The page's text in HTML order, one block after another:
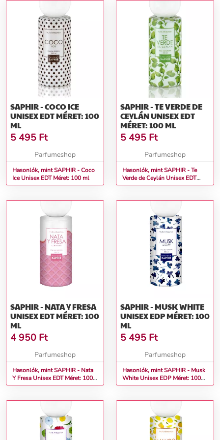
SAPHIR - COCO ICE
UNISEX EDT MÉRET: 100
ML
5 495 Ft
Parfumeshop
Hasonlók, mint SAPHIR - Coco
Ice Unisex EDT Méret: 100 ml
SAPHIR - TE VERDE DE
CEYLÁN UNISEX EDT
MÉRET: 100 ML
5 495 Ft
Parfumeshop
Hasonlók, mint SAPHIR - Te
Verde de Ceylán Unisex EDT
Méret: 100 ml
SAPHIR - NATA Y FRESA
UNISEX EDT MÉRET: 100
ML
4 950 Ft
Parfumeshop
Hasonlók, mint SAPHIR - Nata
Y Fresa Unisex EDT Méret: 100
ml
SAPHIR - MUSK WHITE
UNISEX EDP MÉRET: 100
ML
5 495 Ft
Parfumeshop
Hasonlók, mint SAPHIR - Musk
White Unisex EDP Méret: 100
ml